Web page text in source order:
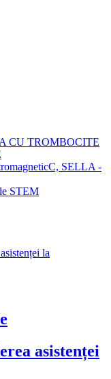
CU TROMBOCITE
SELLA -
STEM
la
asistenței